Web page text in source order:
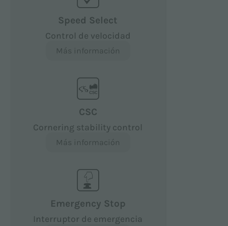
Speed Select
Control de velocidad
Más información
CSC
Cornering stability control
Más información
Emergency Stop
Interruptor de emergencia